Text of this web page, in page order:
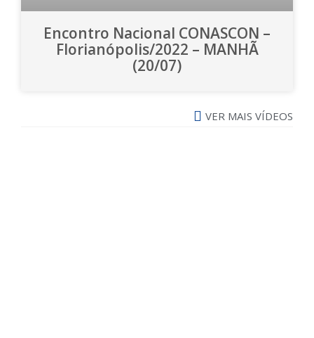
Encontro Nacional CONASCON –
Florianópolis/2022 – MANHÃ
(20/07)
VER MAIS VÍDEOS